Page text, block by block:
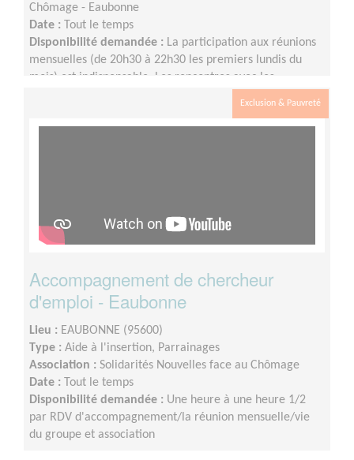
Chômage - Eaubonne
Date :
Tout le temps
Disponibilité demandée : La participation aux réunions
mensuelles (de 20h30 à 22h30 les premiers lundis du
mois) est indispensable. Les rencontres avec les
accompagnateurs bénévoles). En moyenne, il faut
Exclusion & Pauvreté
Accompagnement de chercheur
d'emploi - Eaubonne
Lieu : EAUBONNE (95600)
Type : Aide à l'insertion, Parrainages
Association : Solidarités Nouvelles face au Chômage
Date :
Tout le temps
Disponibilité demandée : Une heure à une heure 1/2
par RDV d'accompagnement/la réunion mensuelle/vie
du groupe et association